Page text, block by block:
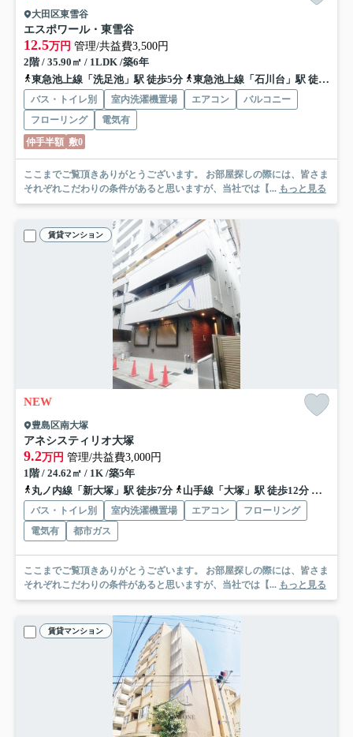
大田区東雪谷
エスポワール・東雪谷
12.5万円 管理/共益費3,500円
2階 / 35.90㎡ / 1LDK /築6年
東急池上線「洗足池」駅 徒歩5分
東急池上線「石川台」駅 徒歩5分
バス・トイレ別 室内洗濯機置場 エアコン
バルコニー
フローリング
電気有
仲手半額 敷0
ここまでご覧頂きありがとうございます。 お部屋探しの際には、皆さま
それぞれこだわりの条件があると思いますが、当社では【... もっと見る
賃貸マンション
NEW
豊島区南大塚
アネシスティリオ大塚
9.2万円 管理/共益費3,000円
1階 / 24.62㎡ / 1K /築5年
丸ノ内線「新大塚」駅 徒歩7分
山手線「大塚」駅 徒歩12分 山手線
バス・トイレ別 室内洗濯機置場 エアコン
フローリング
電気有
都市ガス
ここまでご覧頂きありがとうございます。 お部屋探しの際には、皆さま
それぞれこだわりの条件があると思いますが、当社では【... もっと見る
賃貸マンション